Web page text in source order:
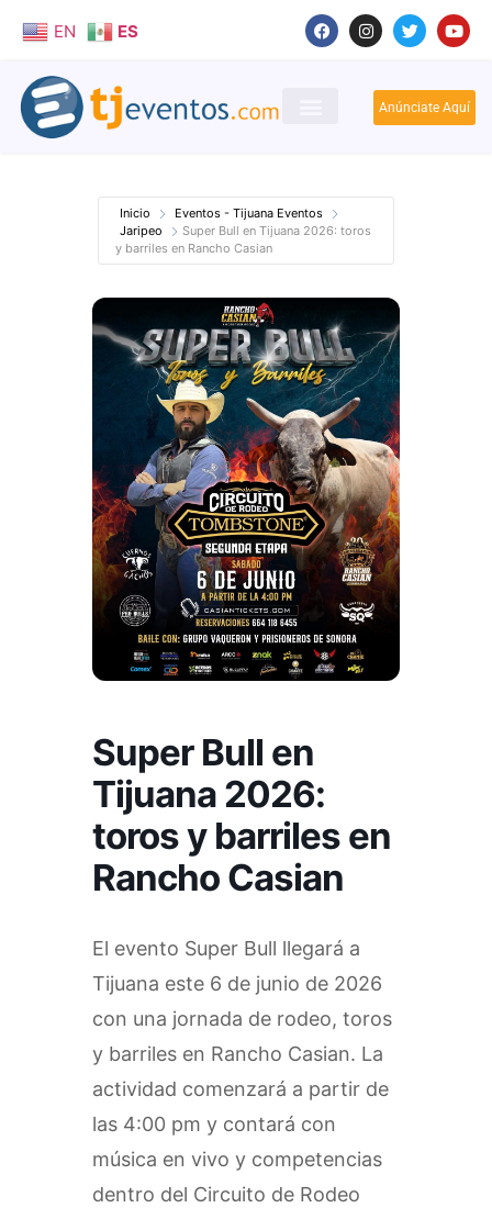
EN ES
Anúnciate Aquí
Inicio
Eventos - Tijuana Eventos
Jaripeo
Super Bull en Tijuana 2026: toros
y barriles en Rancho Casian
Super Bull en
Tijuana 2026:
toros y barriles en
Rancho Casian
El evento Super Bull llegará a
Tijuana este 6 de junio de 2026
con una jornada de rodeo, toros
y barriles en Rancho Casian. La
actividad comenzará a partir de
las 4:00 pm y contará con
música en vivo y competencias
dentro del Circuito de Rodeo